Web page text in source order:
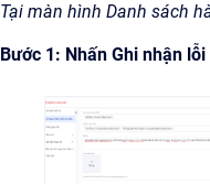
Tại màn hình Danh sách
Bước 1: Nhấn Ghi nhận lỗi